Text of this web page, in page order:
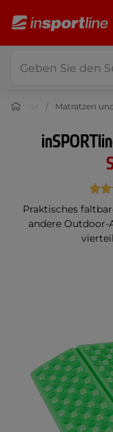
Outdoor Matratzen
Praktisches
andere